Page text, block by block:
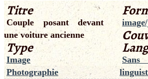
Titre
Couple posant devant
une voiture ancienne
Type
Image
Photographie